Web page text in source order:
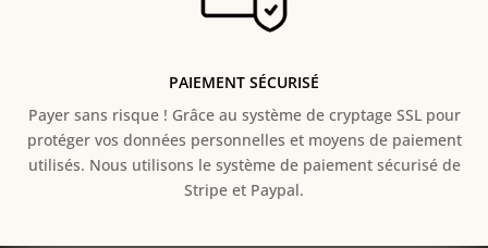
PAIEMENT SÉCURISÉ
Payer sans risque ! Grâce au système de cryptage SSL pour
protéger vos données personnelles et moyens de paiement
utilisés. Nous utilisons le système de paiement sécurisé de
Stripe et Paypal.